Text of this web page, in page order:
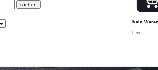
Mein
Leer...